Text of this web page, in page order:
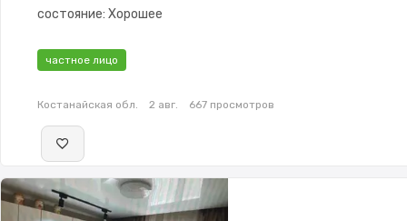
состояние: Хорошее
частное лицо
Костанайская обл. 2 авг. 667 просмотров